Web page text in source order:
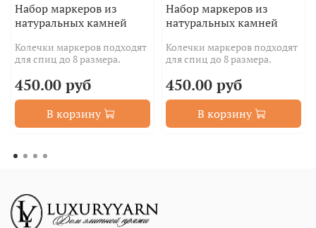
Набор маркеров из
натуральных камней
Колечки маркеров подходят
для спиц до 8 размера.
450.00 руб
В корзину
Набор маркеров из
натуральных камней
Колечки маркеров подходят
для спиц до 8 размера.
450.00 руб
В корзину